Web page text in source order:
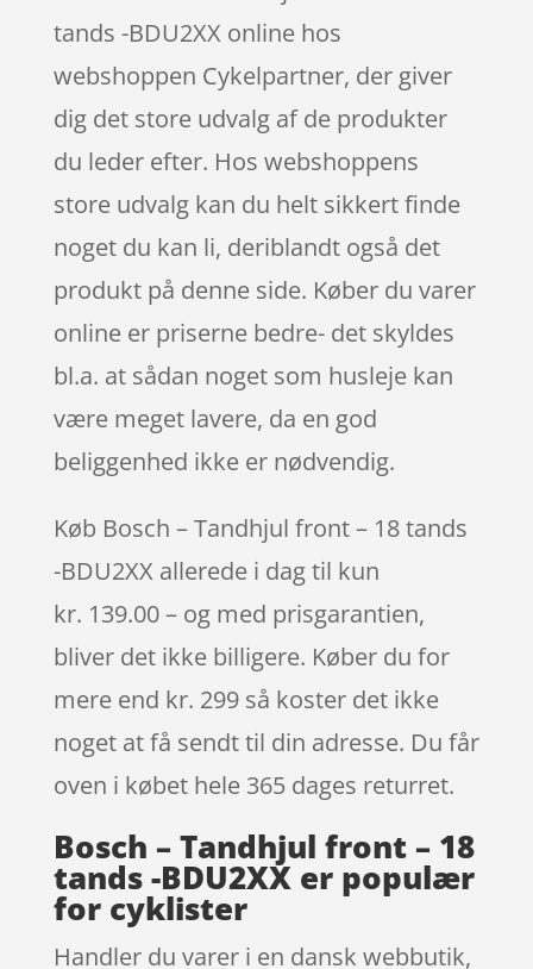
tands -BDU2XX online hos
webshoppen Cykelpartner, der giver
dig det store udvalg af de produkter
du leder efter. Hos webshoppens
store udvalg kan du helt sikkert finde
noget du kan li, deriblandt også det
produkt på denne side. Køber du varer
online er priserne bedre- det skyldes
bl.a. at sådan noget som husleje kan
være meget lavere, da en god
beliggenhed ikke er nødvendig.
Køb Bosch – Tandhjul front – 18 tands
-BDU2XX allerede i dag til kun
kr. 139.00 – og med prisgarantien,
bliver det ikke billigere. Køber du for
mere end kr. 299 så koster det ikke
noget at få sendt til din adresse. Du får
oven i købet hele 365 dages returret.
Bosch – Tandhjul front – 18
tands -BDU2XX er populær
for cyklister
Handler du varer i en dansk webbutik,